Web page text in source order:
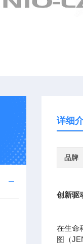
详细
品牌
创新驱
在生命
图（